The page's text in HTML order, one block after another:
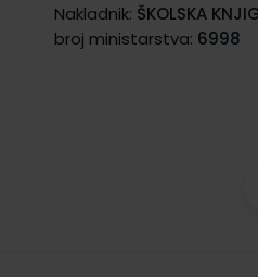
Nakladnik: ŠKOLSKA
broj ministarstva: 6998